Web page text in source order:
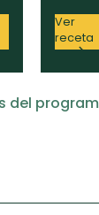
Con
Dulce
Ver
receta
del